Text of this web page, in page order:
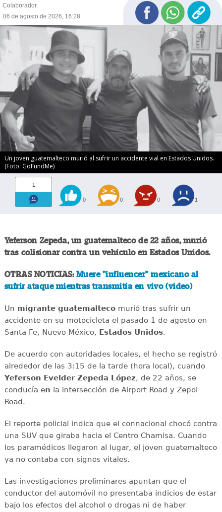
Colaborador
06 de agosto de 2026, 16:28
Un joven guatemalteco murió al sufrir un accidente vial en Estados Unidos.
(Foto: GoFundMe)
1
0 0 0 1
Yeferson Zepeda, un guatemalteco de 22 años, murió
tras colisionar contra un vehículo en Estados Unidos.
OTRAS NOTICIAS: Muere "influencer" mexicano al
sufrir ataque mientras transmitía en vivo (video)
Un migrante guatemaltecomurió tras sufrir un
accidente en su motocicleta el pasado 1 de agosto en
Santa Fe, Nuevo México, Estados Unidos.
De acuerdo con autoridades locales, el hecho se registró
alrededor de las 3:15 de la tarde (hora local), cuando
Yeferson Evelder Zepeda López, de 22 años, se
conducía en la intersección de Airport Road y Zepol
Road.
El reporte policial indica que el connacional chocó contra
una SUV que giraba hacia el Centro Chamisa. Cuando
los paramédicos llegaron al lugar, el joven guatemalteco
ya no contaba con signos vitales.
Las investigaciones preliminares apuntan que el
conductor del automóvil no presentaba indicios de estar
bajo los efectos del alcohol o drogas ni de haber